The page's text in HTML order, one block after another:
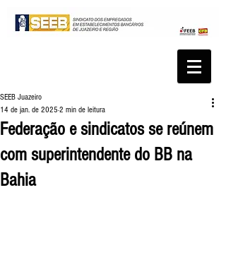
Federação e sindicatos se reúnem
com superintendente do BB na
Bahia
SEEB Juazeiro
14 de jan. de 2025 2 min de leitura